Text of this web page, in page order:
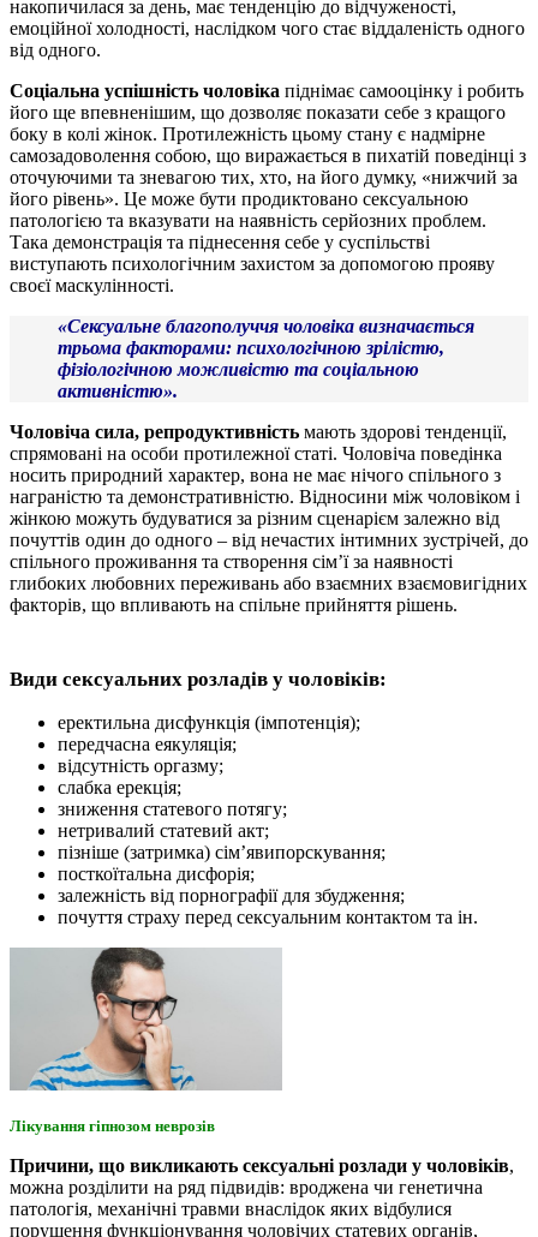
накопичилася за день, має тенденцію до відчуженості,
емоційної холодності, наслідком чого стає віддаленість одного
від одного.
Соціальна успішність чоловіка піднімає самооцінку і робить
його ще впевненішим, що дозволяє показати себе з кращого
боку в колі жінок. Протилежність цьому стану є надмірне
самозадоволення собою, що виражається в пихатій поведінці з
оточуючими та зневагою тих, хто, на його думку, «нижчий за
його рівень». Це може бути продиктовано сексуальною
патологією та вказувати на наявність серйозних проблем.
Така демонстрація та піднесення себе у суспільстві
виступають психологічним захистом за допомогою прояву
своєї маскулінності.
«Сексуальне благополуччя чоловіка визначається
трьома факторами: психологічною зрілістю,
фізіологічною можливістю та соціальною
активністю».
Чоловіча сила, репродуктивність мають здорові тенденції,
спрямовані на особи протилежної статі. Чоловіча поведінка
носить природний характер, вона не має нічого спільного з
награністю та демонстративністю. Відносини між чоловіком і
жінкою можуть будуватися за різним сценарієм залежно від
почуттів один до одного – від нечастих інтимних зустрічей, до
спільного проживання та створення сім’ї за наявності
глибоких любовних переживань або взаємних взаємовигідних
факторів, що впливають на спільне прийняття рішень.
Види сексуальних розладів у чоловіків:
еректильна дисфункція (імпотенція);
передчасна еякуляція;
відсутність оргазму;
слабка ерекція;
зниження статевого потягу;
нетривалий статевий акт;
пізніше (затримка) сім’явипорскування;
посткоїтальна дисфорія;
залежність від порнографії для збудження;
почуття страху перед сексуальним контактом та ін.
Лікування гіпнозом неврозів
Причини, що викликають сексуальні розлади у чоловіків,
можна розділити на ряд підвидів: вроджена чи генетична
патологія, механічні травми внаслідок яких відбулися
порушення функціонування чоловічих статевих органів,